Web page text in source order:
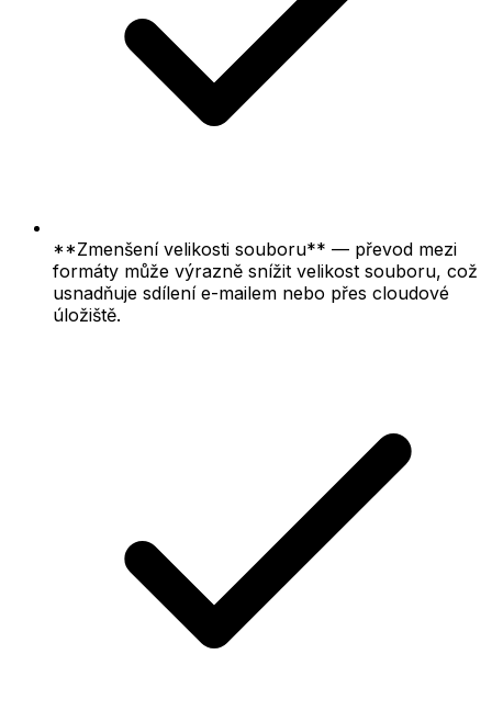
**Zmenšení velikosti souboru** — převod mezi
formáty může výrazně snížit velikost souboru, což
usnadňuje sdílení e-mailem nebo přes cloudové
úložiště.